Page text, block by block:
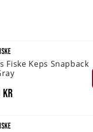
Fiske Keps Snapback
kr